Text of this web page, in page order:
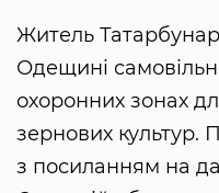
Житель
Одещині
охоронних зонах
зернових культур.
з посиланням на